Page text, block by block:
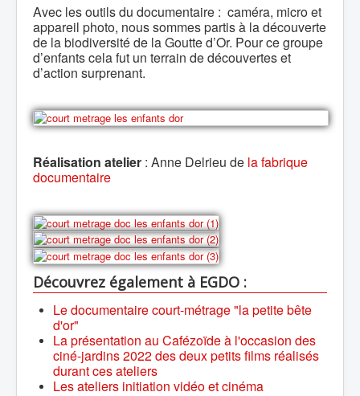
Avec les outils du documentaire : caméra, micro et
appareil photo, nous sommes partis à la découverte
de la biodiversité de la Goutte d’Or. Pour ce groupe
d’enfants cela fut un terrain de découvertes et
d’action surprenant.
Réalisation atelier : Anne Delrieu de la fabrique
documentaire
Découvrez également à EGDO :
Le documentaire court-métrage "la petite bête
d'or"
La présentation au Cafézoïde à l'occasion des
ciné-jardins 2022 des deux petits films réalisés
durant ces ateliers
Les ateliers initiation vidéo et cinéma